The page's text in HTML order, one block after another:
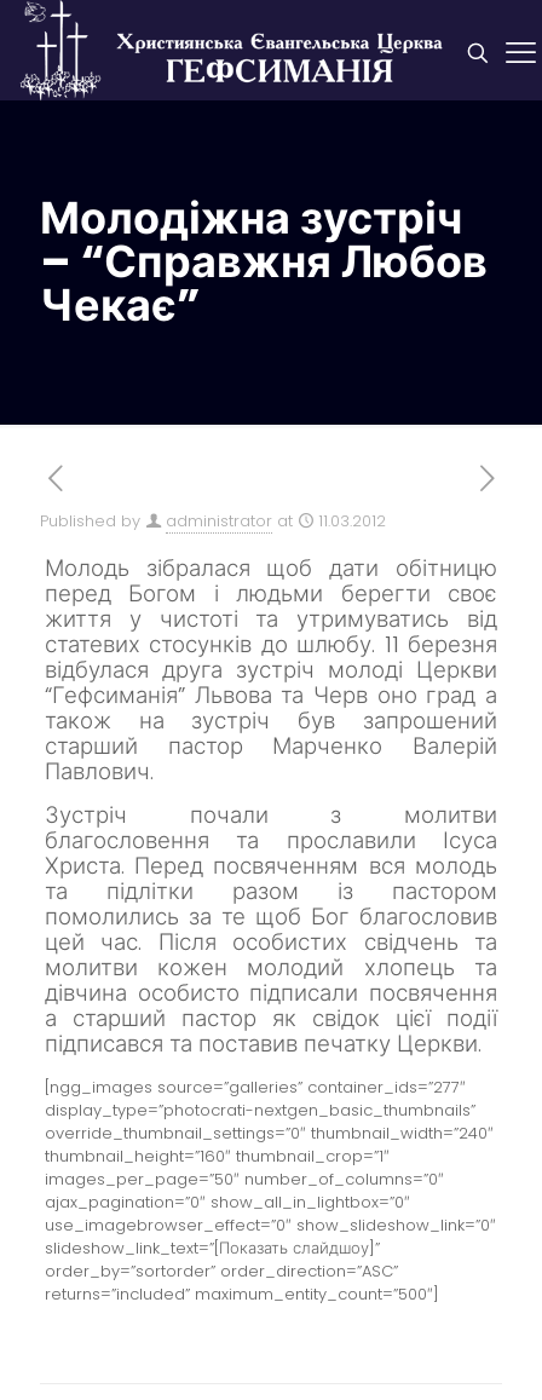
Молодіжна зустріч
– “Справжня Любов
Чекає”
Published by administrator at 11.03.2012
Молодь зібралася щоб дати обітницю
перед Богом і людьми берегти своє
життя у чистоті та утримуватись від
статевих стосунків до шлюбу. 11 березня
відбулася друга зустріч молоді Церкви
“Гефсиманія” Львова та Черв оно град а
також на зустріч був запрошений
старший пастор Марченко Валерій
Павлович.
Зустріч почали з молитви
благословення та прославили Ісуса
Христа. Перед посвяченням вся молодь
та підлітки разом із пастором
помолились за те щоб Бог благословив
цей час. Після особистих свідчень та
молитви кожен молодий хлопець та
дівчина особисто підписали посвячення
а старший пастор як свідок цієї події
підписався та поставив печатку Церкви.
[ngg_images source=”galleries” container_ids=”277″
display_type=”photocrati-nextgen_basic_thumbnails”
override_thumbnail_settings=”0″ thumbnail_width=”240″
thumbnail_height=”160″ thumbnail_crop=”1″
images_per_page=”50″ number_of_columns=”0″
ajax_pagination=”0″ show_all_in_lightbox=”0″
use_imagebrowser_effect=”0″ show_slideshow_link=”0″
slideshow_link_text=”[Показать слайдшоу]”
order_by=”sortorder” order_direction=”ASC”
returns=”included” maximum_entity_count=”500″]